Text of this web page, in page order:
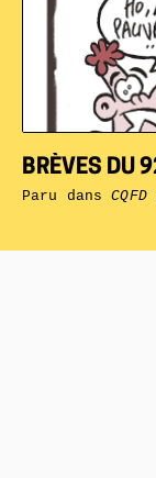
BRÈVES DU
Paru dansCQFD